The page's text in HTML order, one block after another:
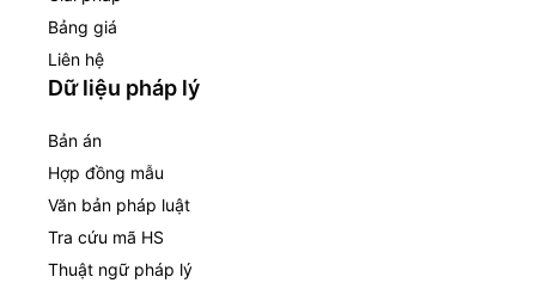
Bảng giá
Liên hệ
Dữ liệu pháp lý
Bản án
Hợp đồng mẫu
Văn bản pháp luật
Tra cứu mã HS
Thuật ngữ pháp lý